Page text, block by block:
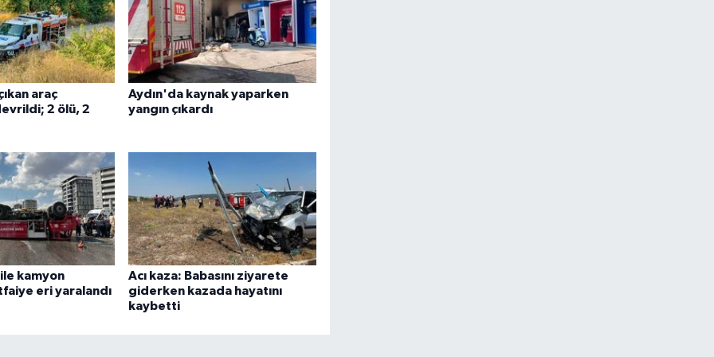
araç
2 ölü, 2
Aydın'da kaynak yaparken
yangın çıkardı
kamyon
eri yaralandı
Acı kaza: Babasını ziyarete
giderken kazada hayatını
kaybetti